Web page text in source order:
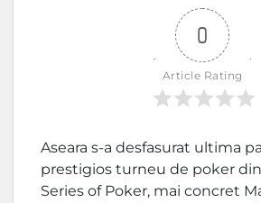
0
Article Rating
Aseara s-a desfasurat ultima
prestigios turneu de poker
Series of Poker, mai concret